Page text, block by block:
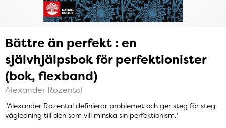
Bättre än perfekt : en
självhjälpsbok för perfektionister
(bok, flexband)
Alexander Rozental
"Alexander Rozental definierar problemet och ger steg för steg
vägledning till den som vill minska sin perfektionism."